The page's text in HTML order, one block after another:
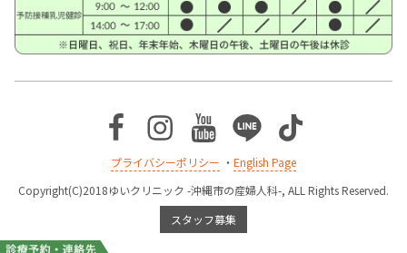
Facebook
Instagram
Youtube
LineTikTok
プライバシーポリシー ・ English Page
Copyright(C)2018ゆいクリニック -沖縄市の産婦人科-, ALL Rights Reserved.
スタッフ募集